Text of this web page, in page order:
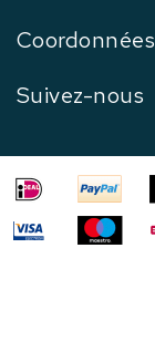
Coordonnées
Suivez-nous